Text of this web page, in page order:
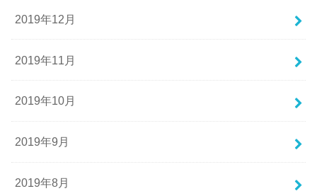
2019年12月
2019年11月
2019年10月
2019年9月
2019年8月